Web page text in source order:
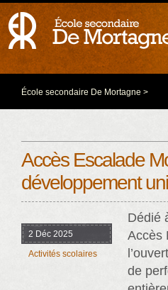
École secondaire De Mortagne >
Accès Escalade
développement
2 Déc 2025
Activités scolaires
Dédié
Accès
de